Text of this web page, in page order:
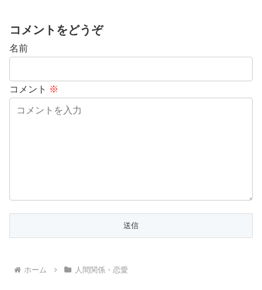
コメントをどうぞ
名前
コメント ※
ホーム 人間関係・恋愛